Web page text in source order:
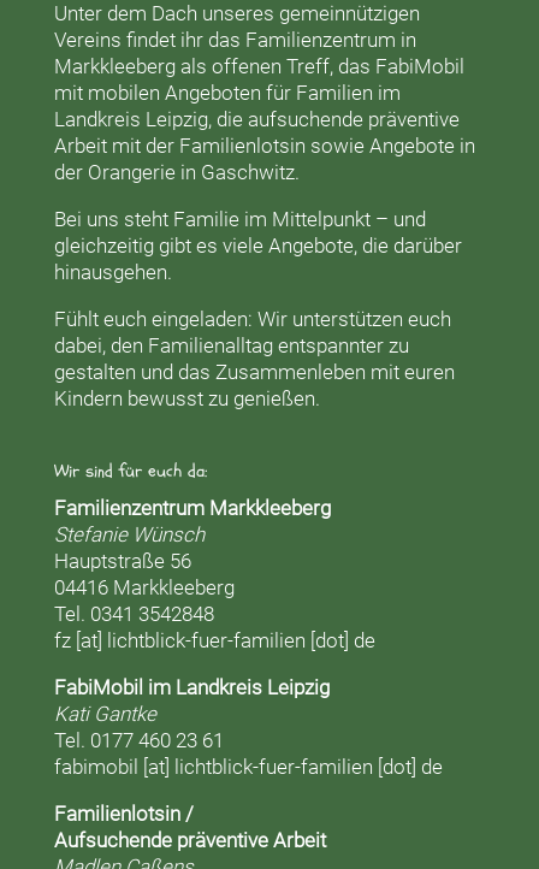
Unter dem Dach unseres gemeinnützigen
Vereins findet ihr das Familienzentrum in
Markkleebergals offenen Treff, das FabiMobil
mit mobilen Angeboten für Familien im
Landkreis Leipzig, die aufsuchende präventive
Arbeit mit der Familienlotsin sowie Angebote in
der Orangeriein Gaschwitz.
Bei uns steht Familie im Mittelpunkt – und
gleichzeitig gibt es viele Angebote, die darüber
hinausgehen.
Fühlt euch eingeladen: Wir unterstützen euch
dabei, den Familienalltag entspannter zu
gestalten und das Zusammenleben mit euren
Kindern bewusst zu genießen.
Wir sind für euch da:
Familienzentrum Markkleeberg
Stefanie Wünsch
Hauptstraße 56
04416 Markkleeberg
Tel. 0341 3542848
fz [at] lichtblick-fuer-familien [dot] de
FabiMobil im Landkreis Leipzig
Kati Gantke
Tel. 0177 460 23 61
fabimobil [at] lichtblick-fuer-familien [dot] de
Familienlotsin /
Aufsuchende präventive Arbeit